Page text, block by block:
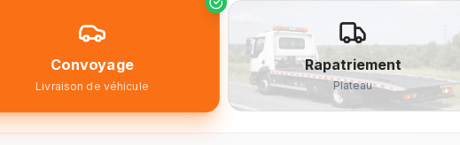
Convoyage
Livraison de véhicule
Rapatriement
Plateau